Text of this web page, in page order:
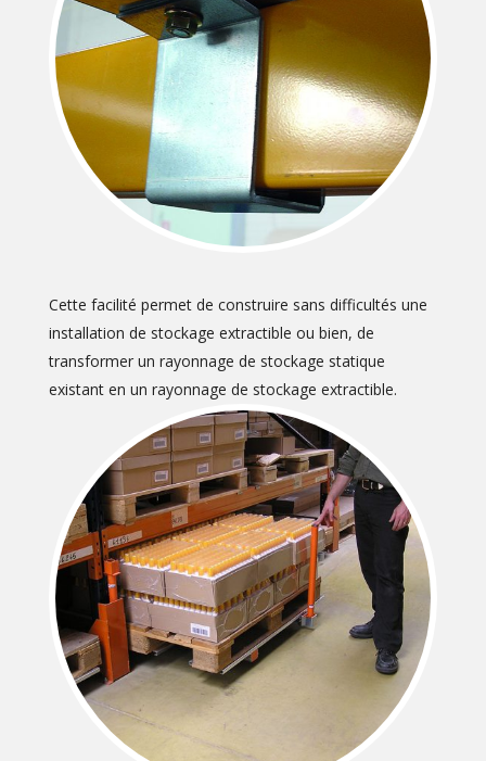
Cette facilité permet de construire sans difficultés une
installation de stockage extractible ou bien, de
transformer un rayonnage de stockage statique
existant en un rayonnage de stockage extractible.